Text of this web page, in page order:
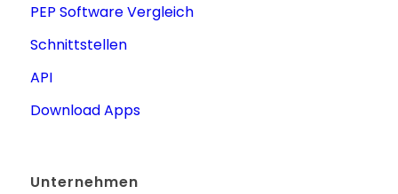
PEP Software Vergleich
Schnittstellen
API
Download Apps
Unternehmen